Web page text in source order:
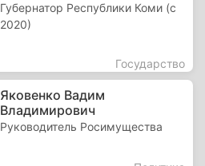
Губернатор Республики Коми (с
2020)
Государство
Яковенко Вадим
Владимирович
Руководитель Росимущества